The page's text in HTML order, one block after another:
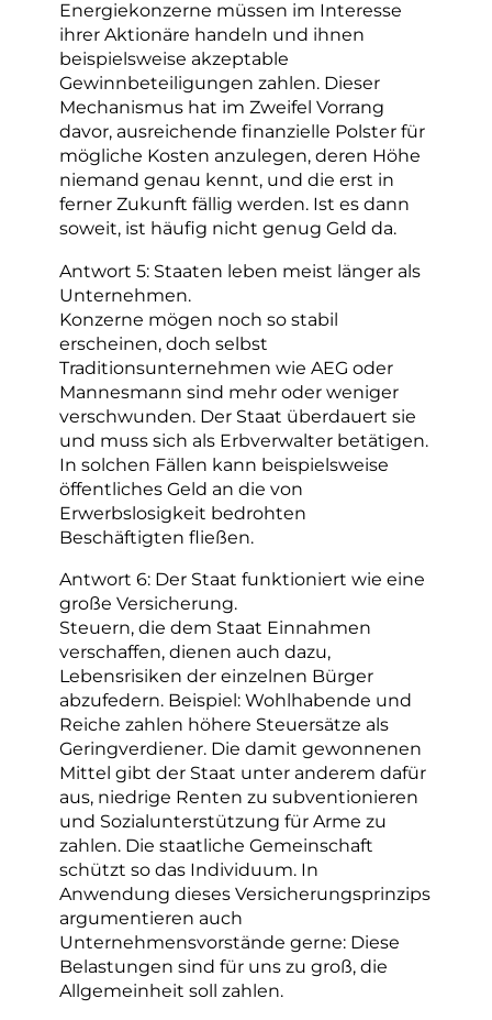
Energiekonzerne müssen im Interesse
ihrer Aktionäre handeln und ihnen
beispielsweise akzeptable
Gewinnbeteiligungen zahlen. Dieser
Mechanismus hat im Zweifel Vorrang
davor, ausreichende finanzielle Polster für
mögliche Kosten anzulegen, deren Höhe
niemand genau kennt, und die erst in
ferner Zukunft fällig werden. Ist es dann
soweit, ist häufig nicht genug Geld da.
Antwort 5: Staaten leben meist länger als
Unternehmen.
Konzerne mögen noch so stabil
erscheinen, doch selbst
Traditionsunternehmen wie AEG oder
Mannesmann sind mehr oder weniger
verschwunden. Der Staat überdauert sie
und muss sich als Erbverwalter betätigen.
In solchen Fällen kann beispielsweise
öffentliches Geld an die von
Erwerbslosigkeit bedrohten
Beschäftigten fließen.
Antwort 6: Der Staat funktioniert wie eine
große Versicherung.
Steuern, die dem Staat Einnahmen
verschaffen, dienen auch dazu,
Lebensrisiken der einzelnen Bürger
abzufedern. Beispiel: Wohlhabende und
Reiche zahlen höhere Steuersätze als
Geringverdiener. Die damit gewonnenen
Mittel gibt der Staat unter anderem dafür
aus, niedrige Renten zu subventionieren
und Sozialunterstützung für Arme zu
zahlen. Die staatliche Gemeinschaft
schützt so das Individuum. In
Anwendung dieses Versicherungsprinzips
argumentieren auch
Unternehmensvorstände gerne: Diese
Belastungen sind für uns zu groß, die
Allgemeinheit soll zahlen.